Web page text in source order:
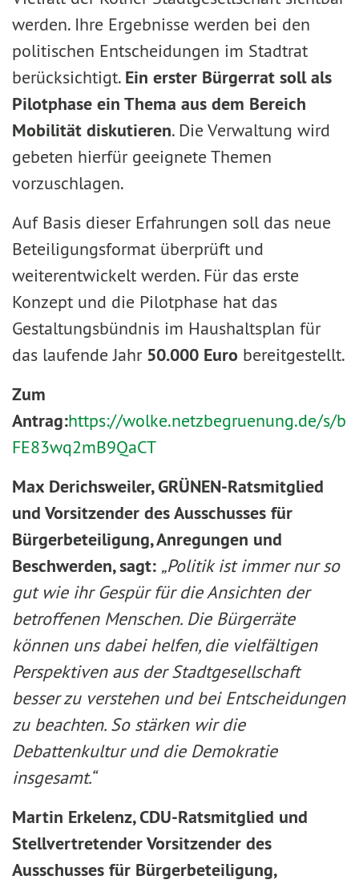
werden. Ihre Ergebnisse werden bei den
politischen Entscheidungen im Stadtrat
berücksichtigt. Ein erster Bürgerrat soll als
Pilotphase ein Thema aus dem Bereich
Mobilität diskutieren. Die Verwaltung wird
gebeten hierfür geeignete Themen
vorzuschlagen.
Auf Basis dieser Erfahrungen soll das neue
Beteiligungsformat überprüft und
weiterentwickelt werden. Für das erste
Konzept und die Pilotphase hat das
Gestaltungsbündnis im Haushaltsplan für
das laufende Jahr50.000 Euro bereitgestellt.
Zum
Antrag:https://wolke.netzbegruenung.de/s/b
FE83wq2mB9QaCT
Max Derichsweiler, GRÜNEN-Ratsmitglied
und Vorsitzender des Ausschusses für
Bürgerbeteiligung, Anregungen und
Beschwerden, sagt: „Politik ist immer nur so
gut wie ihr Gespür für die Ansichten der
betroffenen Menschen. Die Bürgerräte
können uns dabei helfen, die vielfältigen
Perspektiven aus der Stadtgesellschaft
besser zu verstehen und bei Entscheidungen
zu beachten. So stärken wir die
Debattenkultur und die Demokratie
insgesamt.“
Martin Erkelenz, CDU-Ratsmitglied und
Stellvertretender Vorsitzender des
Ausschusses für Bürgerbeteiligung,